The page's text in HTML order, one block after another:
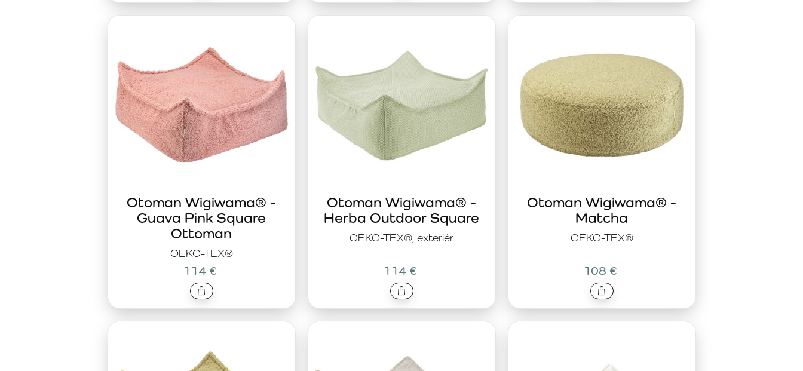
OEKO-TEX®
Otoman Wigiwama® -
Guava Pink Square
Ottoman
114 €
OEKO-TEX®, exteriér
Otoman Wigiwama® -
Herba Outdoor Square
114 €
OEKO-TEX®
Otoman Wigiwama® -
Matcha
108 €